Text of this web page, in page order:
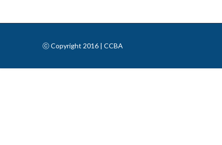
ⓒ Copyright 2016 | CCBA